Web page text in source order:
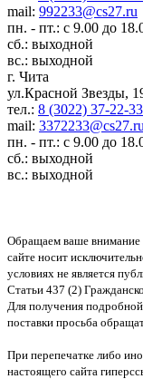
mail: 992233@cs27.ru
пн. - пт.: с 9.00 до
сб.: выходной
вс.: выходной
г. Чита
ул.Красной Звезды,
тел.: 8 (3022) 37-22-33
mail: 3372233@cs27.ru
пн. - пт.: с 9.00 до
сб.: выходной
вс.: выходной
Обращаем ваше внимание
сайте носит
условиях не является
Статьи 437 (2)
Для получения
поставки просьба
При перепечатке либо
настоящего сайта